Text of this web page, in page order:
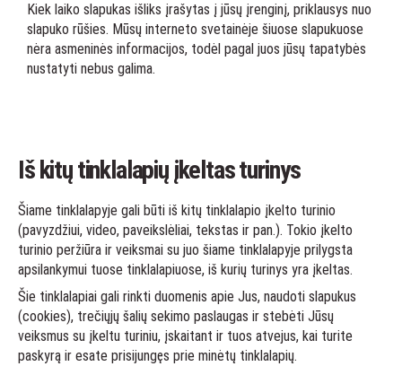
Kiek laiko slapukas išliks įrašytas į jūsų įrenginį, priklausys nuo
slapuko rūšies. Mūsų interneto svetainėje šiuose slapukuose
nėra asmeninės informacijos, todėl pagal juos jūsų tapatybės
nustatyti nebus galima.
Iš kitų tinklalapių įkeltas turinys
Šiame tinklalapyje gali būti iš kitų tinklalapio įkelto turinio
(pavyzdžiui, video, paveikslėliai, tekstas ir pan.). Tokio įkelto
turinio peržiūra ir veiksmai su juo šiame tinklalapyje prilygsta
apsilankymui tuose tinklalapiuose, iš kurių turinys yra įkeltas.
Šie tinklalapiai gali rinkti duomenis apie Jus, naudoti slapukus
(cookies), trečiųjų šalių sekimo paslaugas ir stebėti Jūsų
veiksmus su įkeltu turiniu, įskaitant ir tuos atvejus, kai turite
paskyrą ir esate prisijungęs prie minėtų tinklalapių.